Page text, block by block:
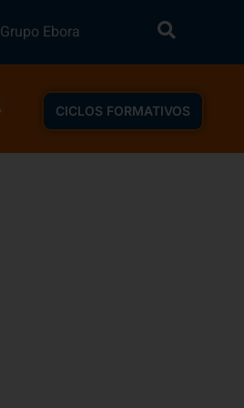
Grupo Ebora
CICLOS FORMATIVOS